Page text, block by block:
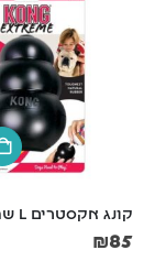
קונג אקסטרים L שחור
₪85